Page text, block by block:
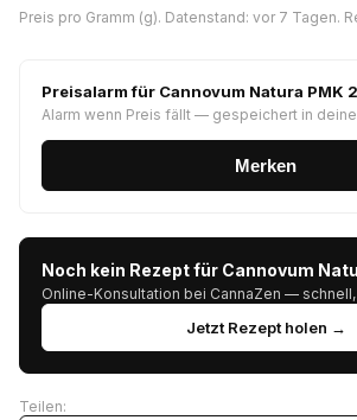
Preis pro Gramm (g). Datenstand: vor 7 Tagen.
Preisalarm für Cannovum Natura PMK
Alarm wenn Preis fällt — gespeichert in
Merken
Noch kein Rezept für Cannovum
Online-Konsultation bei CannaZen —
Jetzt Rezept holen →
Teilen: